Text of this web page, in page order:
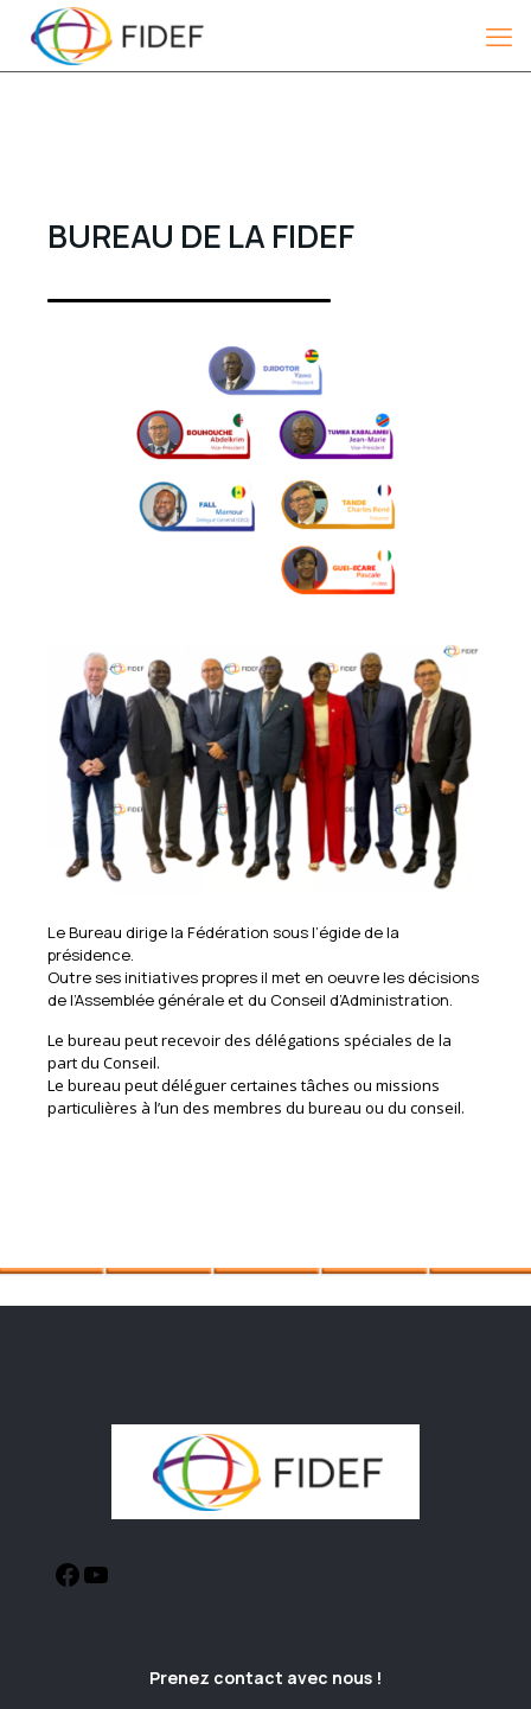
BUREAU DE LA FIDEF
Le Bureau dirige la Fédération sous l’égide de la
présidence.
Outre ses initiatives propres il met en oeuvre les décisions
de l’Assemblée générale et du Conseil d’Administration.
Le bureau peut recevoir des délégations spéciales de la
part du Conseil.
Le bureau peut déléguer certaines tâches ou missions
particulières à l’un des membres du bureau ou du conseil.
Prenez contact avec nous !